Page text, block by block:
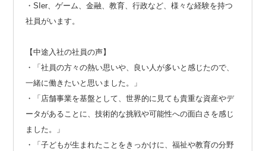
・SIer、ゲーム、金融、教育、行政など、様々な経験を持つ
社員がいます。
【中途入社の社員の声】
・「社員の方々の熱い思いや、良い人が多いと感じたので、
一緒に働きたいと思いました。」
・「店舗事業を基盤として、世界的に見ても貴重な資産やデ
ータがあることに、技術的な挑戦や可能性への面白さを感じ
ました。」
・「子どもが生まれたことをきっかけに、福祉や教育の分野